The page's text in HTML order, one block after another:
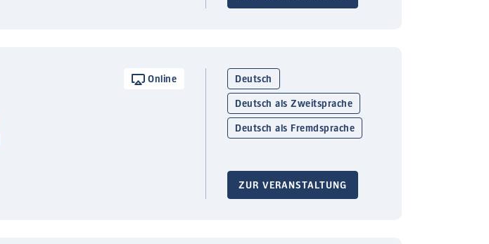
Online Deutsch
Deutsch als Zweitsprache
Deutsch als Fremdsprache
ZUR VERANSTALTUNG